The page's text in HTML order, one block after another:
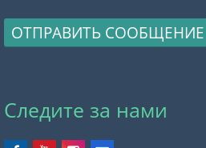
ОТПРАВИТЬ СООБЩЕНИЕ
Следите за нами